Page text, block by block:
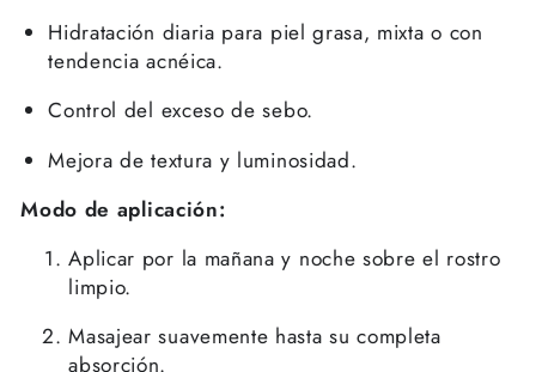
Hidratación diaria para piel grasa, mixta o con
tendencia acnéica.
Control del exceso de sebo.
Mejora de textura y luminosidad.
Modo de aplicación:
Aplicar por la mañana y noche sobre el rostro
limpio.
Masajear suavemente hasta su completa
absorción.